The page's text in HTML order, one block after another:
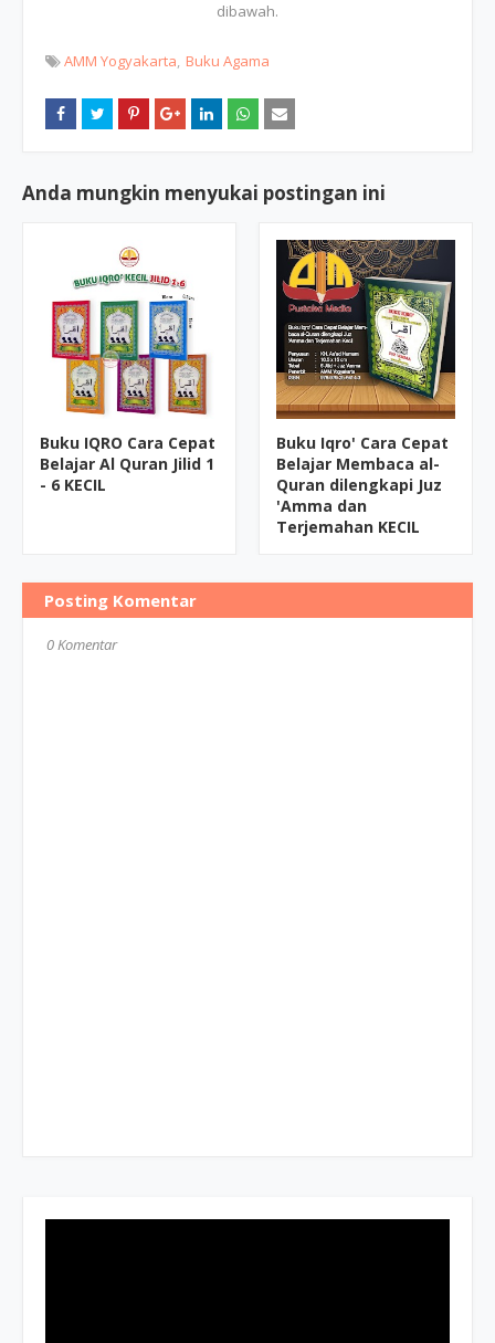
dibawah.
AMM Yogyakarta Buku Agama
Anda mungkin menyukai postingan ini
Buku IQRO Cara Cepat
Belajar Al Quran Jilid 1
- 6 KECIL
Buku Iqro' Cara Cepat
Belajar Membaca al-
Quran dilengkapi Juz
'Amma dan
Terjemahan KECIL
Posting Komentar
0 Komentar